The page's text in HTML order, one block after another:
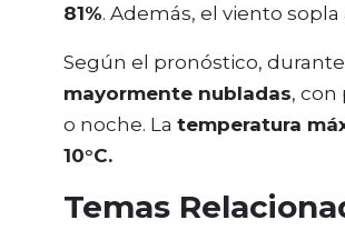
81%. Además, el viento sopla
Según el pronóstico,
mayormente nubladas, con
o noche. La temperatura
10°C.
Temas